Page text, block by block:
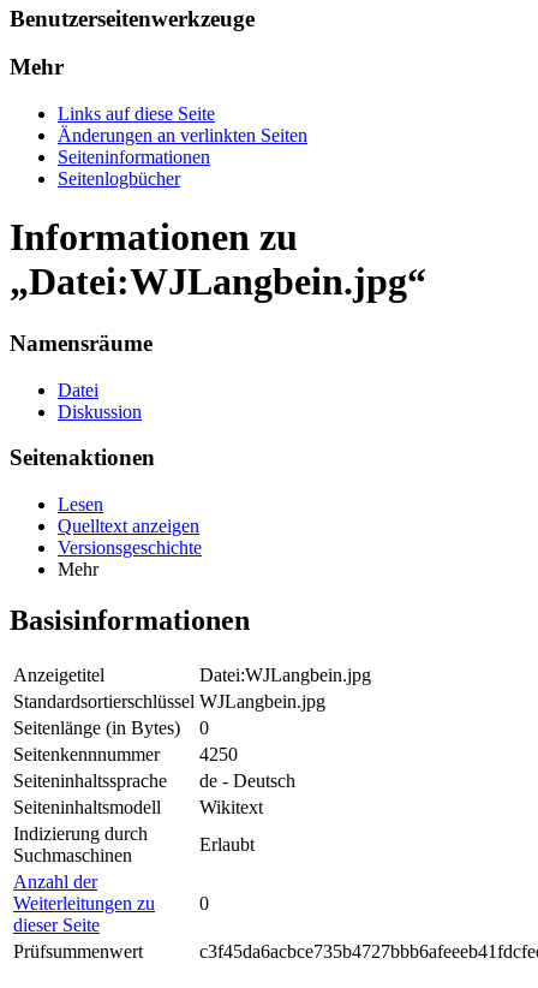
Benutzerseitenwerkzeuge
Mehr
Links auf diese Seite
Änderungen an verlinkten Seiten
Seiten­informationen
Seitenlogbücher
Informationen zu
„Datei:WJLangbein.jpg“
Namensräume
Datei
Diskussion
Seitenaktionen
Lesen
Quelltext anzeigen
Versionsgeschichte
Mehr
Basisinformationen
Anzeigetitel
Datei:WJLangbein.jpg
Standardsortierschlüssel WJLangbein.jpg
Seitenlänge (in Bytes)
0
Seitenkennnummer
4250
Seiteninhaltssprache
de - Deutsch
Seiteninhaltsmodell
Wikitext
Indizierung durch
Suchmaschinen
Erlaubt
Anzahl der
Weiterleitungen zu
dieser Seite
0
Prüfsummenwert